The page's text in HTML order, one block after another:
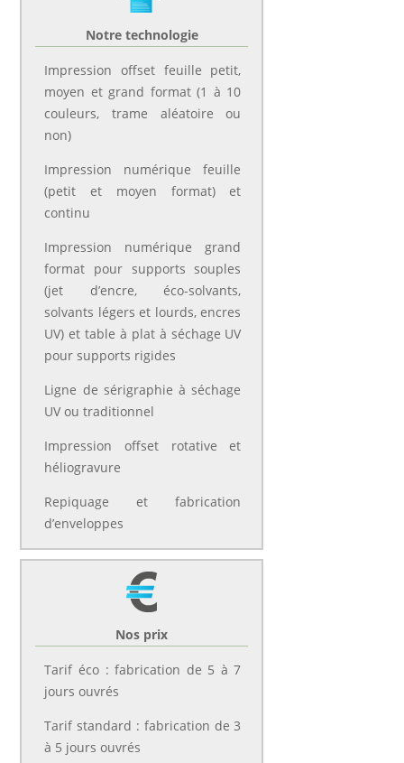
Notre technologie
Impression offset feuille petit,
moyen et grand format (1 à 10
couleurs, trame aléatoire ou
non)
Impression numérique feuille
(petit et moyen format) et
continu
Impression numérique grand
format pour supports souples
(jet d’encre, éco-solvants,
solvants légers et lourds, encres
UV) et table à plat à séchage UV
pour supports rigides
Ligne de sérigraphie à séchage
UV ou traditionnel
Impression offset rotative et
héliogravure
Repiquage et fabrication
d’enveloppes
Nos prix
Tarif éco : fabrication de 5 à 7
jours ouvrés
Tarif standard : fabrication de 3
à 5 jours ouvrés